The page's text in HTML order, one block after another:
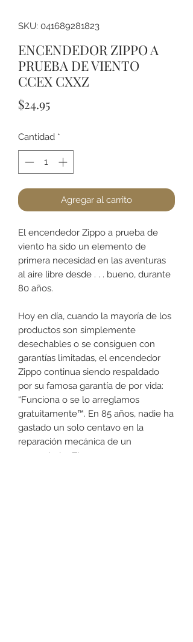
SKU: 041689281823
ENCENDEDOR ZIPPO A
PRUEBA DE VIENTO
CCEX CXXZ
$24.95Precio
Cantidad *
Agregar al carrito
El encendedor Zippo a prueba de
viento ha sido un elemento de
primera necesidad en las aventuras
al aire libre desde . . . bueno, durante
80 años.
Hoy en día, cuando la mayoría de los
productos son simplemente
desechables o se consiguen con
garantías limitadas, el encendedor
Zippo continua siendo respaldado
por su famosa garantía de por vida:
“Funciona o se lo arreglamos
gratuitamente™. En 85 años, nadie ha
gastado un solo centavo en la
reparación mecánica de un
encendedor Zippo